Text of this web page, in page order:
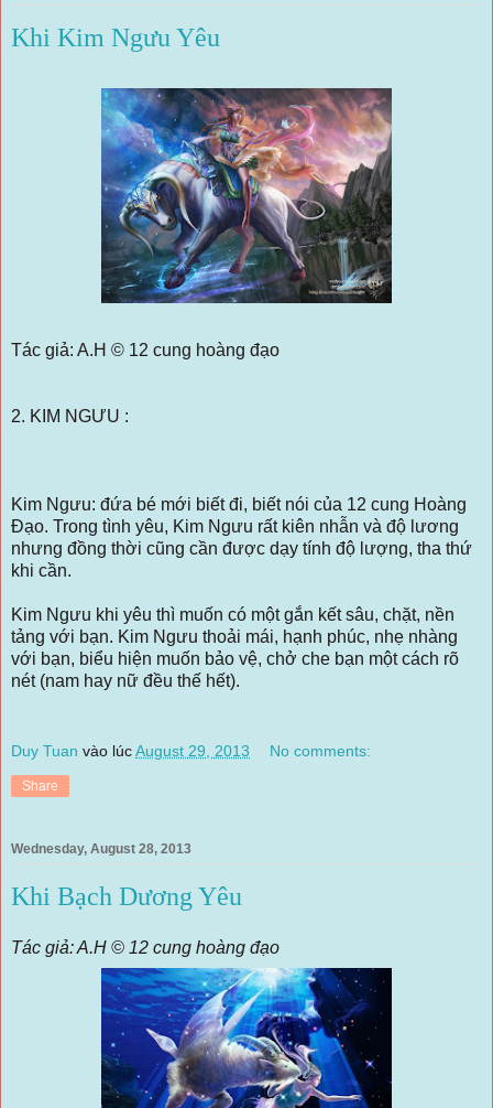
Khi Kim Ngưu Yêu
Tác giả: A.H © 12 cung hoàng đạo
2. KIM NGƯU :
Kim Ngưu: đứa bé mới biết đi, biết nói của 12 cung Hoàng
Đạo. Trong tình yêu, Kim Ngưu rất kiên nhẫn và độ lương
nhưng đồng thời cũng cần được dạy tính độ lượng, tha thứ
khi cần.
Kim Ngưu khi yêu thì muốn có một gắn kết sâu, chặt, nền
tảng với bạn. Kim Ngưu thoải mái, hạnh phúc, nhẹ nhàng
với bạn, biểu hiện muốn bảo vệ, chở che bạn một cách rõ
nét (nam hay nữ đều thế hết).
Duy Tuan vào lúcAugust 29, 2013 No comments:
Share
Wednesday, August 28, 2013
Khi Bạch Dương Yêu
Tác giả: A.H © 12 cung hoàng đạo